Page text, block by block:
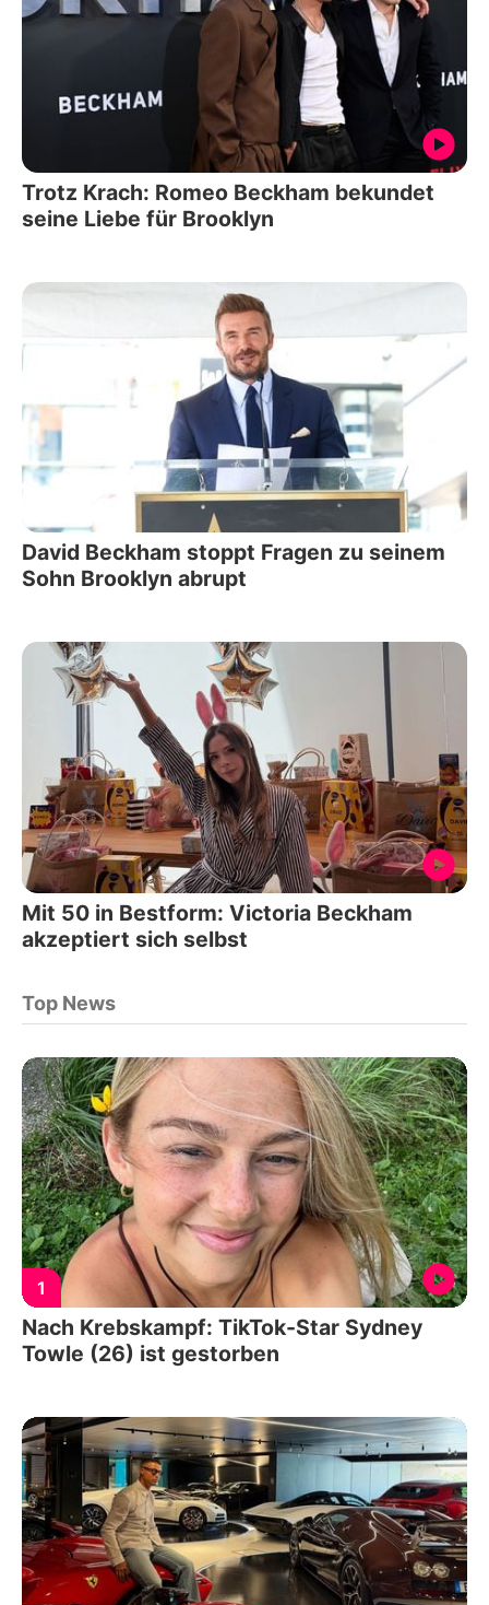
Trotz Krach: Romeo Beckham bekundet
seine Liebe für Brooklyn
David Beckham stoppt Fragen zu seinem
Sohn Brooklyn abrupt
Mit 50 in Bestform: Victoria Beckham
akzeptiert sich selbst
Top News
1
Nach Krebskampf: TikTok-Star Sydney
Towle (26) ist gestorben